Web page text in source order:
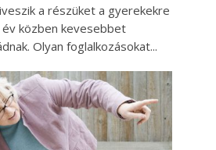
a részüket a gyerekekre
év közben kevesebbet
Olyan foglalkozásokat...